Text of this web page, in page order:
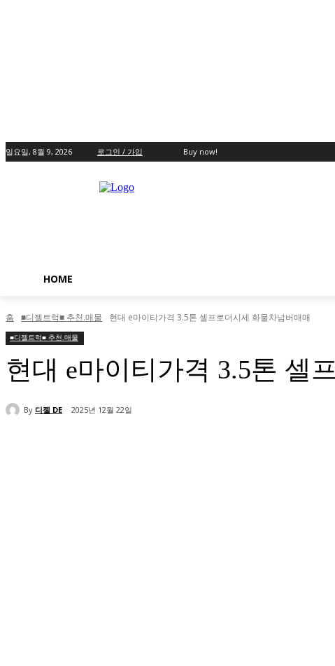
일요일, 8월 9, 2026 로그인 / 가입 Buy now!
HOME
홈 ■디젤트럭■ 추천.매물 현대 e마이티가격 3.5톤 셀프로더시세 화물차넘버매매
■디젤트럭■ 추천.매물
현대 e마이티가격 3.5톤 셀
By 디젤 DE 2025년 12월 22일